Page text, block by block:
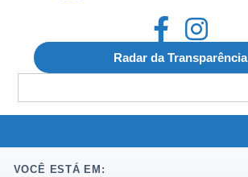
Radar da Transparência
for:
VOCÊ ESTÁ EM: